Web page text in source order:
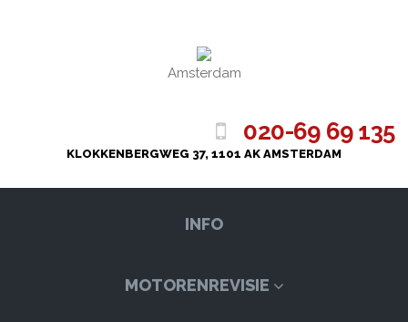
Amsterdam
020-69 69 135
KLOKKENBERGWEG 37, 1101 AK AMSTERDAM
INFO
MOTORENREVISIE